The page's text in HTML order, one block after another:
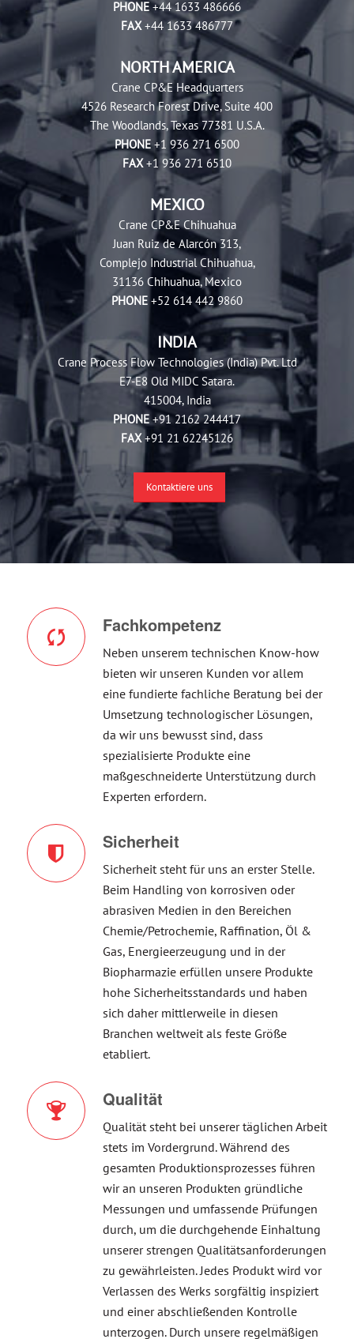
PHONE +44 1633 486666
FAX+44 1633 486777
NORTH AMERICA
Crane CP&E Headquarters
4526 Research Forest Drive, Suite 400
The Woodlands, Texas 77381 U.S.A.
PHONE+1 936 271 6500
FAX+1 936 271 6510
MEXICO
Crane CP&E Chihuahua
Juan Ruiz de Alarcón 313,
Complejo Industrial Chihuahua,
31136 Chihuahua, Mexico
PHONE +52 614 442 9860
INDIA
Crane Process Flow Technologies (India) Pvt. Ltd
E7-E8 Old MIDC Satara.
415004, India
PHONE+91 2162 244417
FAX+91 21 62245126
Kontaktiere uns
Fachkompetenz
Neben unserem technischen Know-how
bieten wir unseren Kunden vor allem
eine fundierte fachliche Beratung bei der
Umsetzung technologischer Lösungen,
da wir uns bewusst sind, dass
spezialisierte Produkte eine
maßgeschneiderte Unterstützung durch
Experten erfordern.
Sicherheit
Sicherheit steht für uns an erster Stelle.
Beim Handling von korrosiven oder
abrasiven Medien in den Bereichen
Chemie/Petrochemie, Raffination, Öl &
Gas, Energieerzeugung und in der
Biopharmazie erfüllen unsere Produkte
hohe Sicherheitsstandards und haben
sich daher mittlerweile in diesen
Branchen weltweit als feste Größe
etabliert.
Qualität
Qualität steht bei unserer täglichen Arbeit
stets im Vordergrund. Während des
gesamten Produktionsprozesses führen
wir an unseren Produkten gründliche
Messungen und umfassende Prüfungen
durch, um die durchgehende Einhaltung
unserer strengen Qualitätsanforderungen
zu gewährleisten. Jedes Produkt wird vor
Verlassen des Werks sorgfältig inspiziert
und einer abschließenden Kontrolle
unterzogen. Durch unsere regelmäßigen